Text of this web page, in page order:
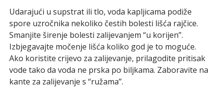
Udarajući u supstrat ili tlo, voda kapljicama podiže
spore uzročnika nekoliko čestih bolesti lišća rajčice.
Smanjite širenje bolesti zalijevanjem “u korijen”.
Izbjegavajte močenje lišća koliko god je to moguće.
Ako koristite crijevo za zalijevanje, prilagodite pritisak
vode tako da voda ne prska po biljkama. Zaboravite na
kante za zalijevanje s “ružama”.